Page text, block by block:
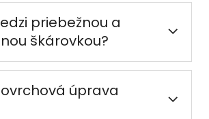
priebežnou a
škárovkou?
úprava